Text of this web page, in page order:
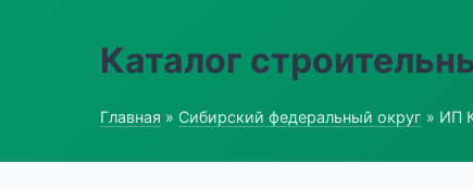
Каталог
Главная » Сибирский федеральный округ » ИП